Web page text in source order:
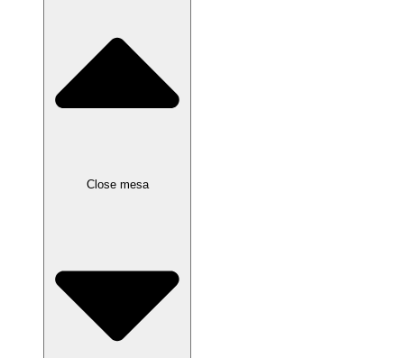
Close mesa